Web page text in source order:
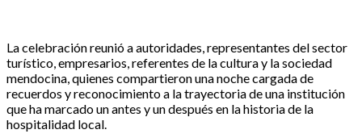
La celebración reunió a autoridades, representantes del sector
turístico, empresarios, referentes de la cultura y la sociedad
mendocina, quienes compartieron una noche cargada de
recuerdos y reconocimiento a la trayectoria de una institución
que ha marcado un antes y un después en la historia de la
hospitalidad local.